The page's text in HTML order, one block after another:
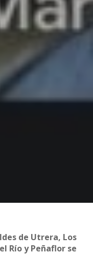
de Utrera, Los
Río y Peñaflor se